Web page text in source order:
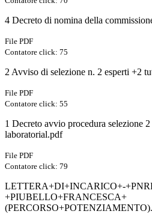
4 Decreto di nomina della
File PDF
Contatore click: 75
2 Avviso di selezione n. 2 esperti +2
File PDF
Contatore click: 55
1 Decreto avvio procedura selezione
laboratorial.pdf
File PDF
Contatore click: 79
LETTERA+DI+INCARICO+-
+PIUBELLO+FRANCESCA+